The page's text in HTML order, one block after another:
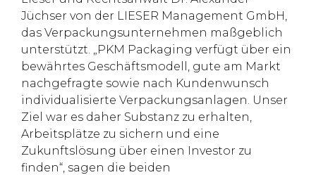
Jüchser von der LIESER Management GmbH,
das Verpackungsunternehmen maßgeblich
unterstützt. „PKM Packaging verfügt über ein
bewährtes Geschäftsmodell, gute am Markt
nachgefragte sowie nach Kundenwunsch
individualisierte Verpackungsanlagen. Unser
Ziel war es daher Substanz zu erhalten,
Arbeitsplätze zu sichern und eine
Zukunftslösung über einen Investor zu
finden“, sagen die beiden